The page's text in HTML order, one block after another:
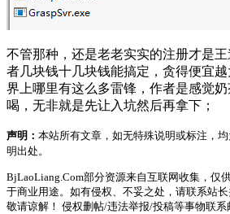
不管那种，还是老老实实的注册才是
者几块钱十几块钱能搞定，贪得便宜
界上哪里有这么多雷锋，作者是感觉
喝，无非就是先让入坑然后再拿下；
声明： 本站所有文章，如无特殊说明或标注，
明出处。
BjLaoLiang.Com部分资源来自互联网收集，仅
于商业用途。如有侵权、不妥之处，请联系站长
敬请谅解！ 侵权删帖/违法举报/投稿等事物联系